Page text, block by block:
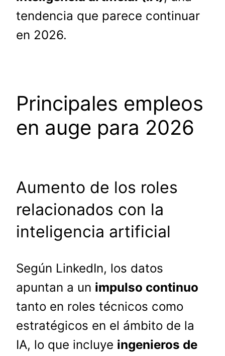
tendencia que parece continuar
en 2026.
Principales empleos
en auge para 2026
Aumento de los roles
relacionados con la
inteligencia artificial
Según LinkedIn, los datos
apuntan a un impulso continuo
tanto en roles técnicos como
estratégicos en el ámbito de la
IA, lo que incluye ingenieros de